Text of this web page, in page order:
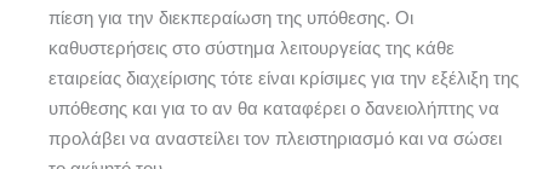
πίεση για την διεκπεραίωση της υπόθεσης. Οι
καθυστερήσεις στο σύστημα λειτουργείας της κάθε
εταιρείας διαχείρισης τότε είναι κρίσιμες για την εξέλιξη της
υπόθεσης και για το αν θα καταφέρει ο δανειολήπτης να
προλάβει να αναστείλει τον πλειστηριασμό και να σώσει